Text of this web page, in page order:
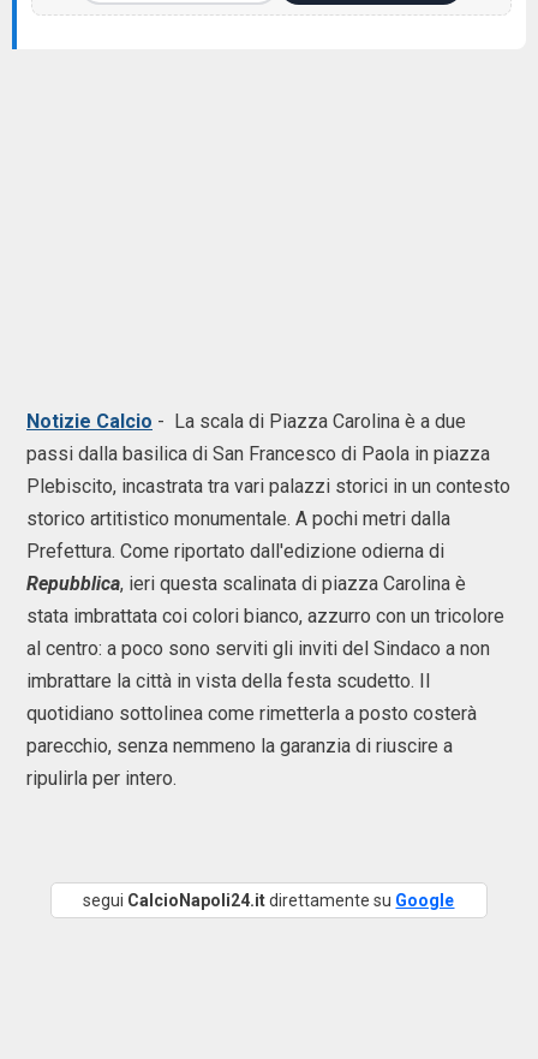
Notizie Calcio - La scala di Piazza Carolina è a due
passi dalla basilica di San Francesco di Paola in piazza
Plebiscito, incastrata tra vari palazzi storici in un contesto
storico artitistico monumentale. A pochi metri dalla
Prefettura. Come riportato dall'edizione odierna di
Repubblica, ieri questa scalinata di piazza Carolina è
stata imbrattata coi colori bianco, azzurro con un tricolore
al centro: a poco sono serviti gli inviti del Sindaco a non
imbrattare la città in vista della festa scudetto. Il
quotidiano sottolinea come rimetterla a posto costerà
parecchio, senza nemmeno la garanzia di riuscire a
ripulirla per intero.
segui CalcioNapoli24.itdirettamente su Google